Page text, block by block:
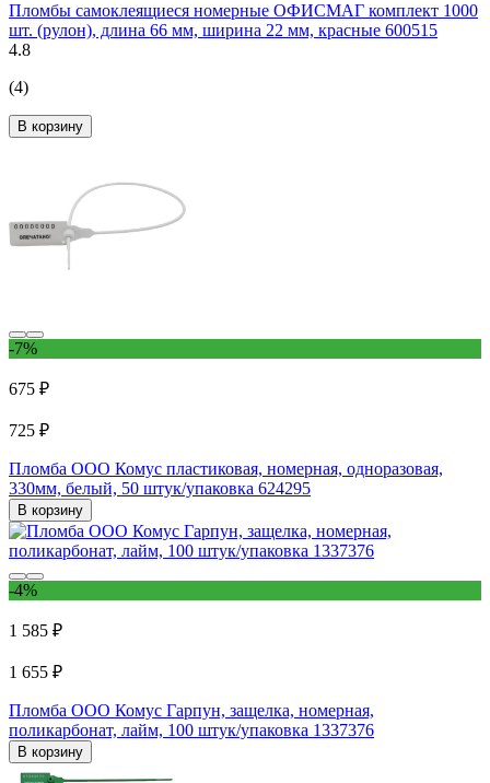
Пломбы самоклеящиеся номерные ОФИСМАГ комплект 1000
шт. (рулон), длина 66 мм, ширина 22 мм, красные 600515
4.8
(4)
В корзину
-7%
675 ₽
725 ₽
Пломба ООО Комус пластиковая, номерная, одноразовая,
330мм, белый, 50 штук/упаковка 624295
В корзину
-4%
1 585 ₽
1 655 ₽
Пломба ООО Комус Гарпун, защелка, номерная,
поликарбонат, лайм, 100 штук/упаковка 1337376
В корзину